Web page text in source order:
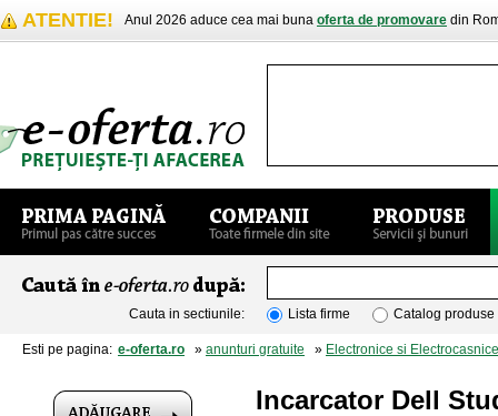
ATENTIE! Anul 2026 aduce cea mai buna oferta de promovare din
Cauta in sectiunile: Lista firme Catalog produse
Esti pe pagina: e-oferta.ro » anunturi gratuite » Electronice si Electrocasnice
Incarcator Dell